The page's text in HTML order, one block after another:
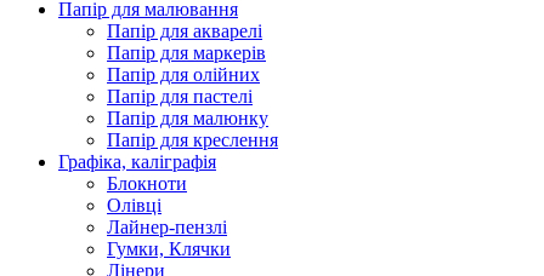
Папір для малювання
Папір для акварелі
Папір для маркерів
Папір для олійних
Папір для пастелі
Папір для малюнку
Папір для креслення
Графіка, каліграфія
Блокноти
Олівці
Лайнер-пензлі
Гумки, Клячки
Лінери